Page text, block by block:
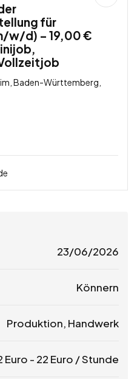
für
w/d) – 19,00 €
Baden-Württemberg,
23/06/2026
Könnern
Produktion, Handwerk
Euro - 22 Euro / Stunde